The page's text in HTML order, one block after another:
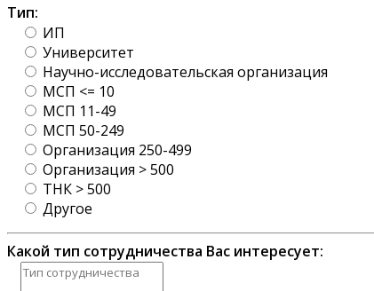
Тип:
ИП
Университет
Научно-исследовательская организация
МСП <= 10
МСП 11-49
МСП 50-249
Организация 250-499
Организация > 500
ТНК > 500
Другое
Какой тип сотрудничества Вас интересует: